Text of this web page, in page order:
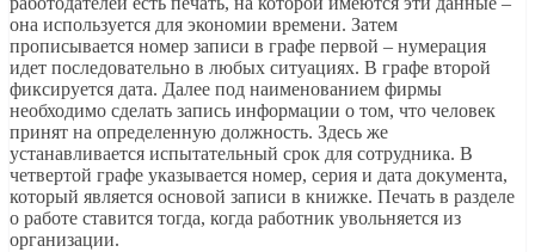
она используется для экономии времени. Затем
прописывается номер записи в графе первой – нумерация
идет последовательно в любых ситуациях. В графе второй
фиксируется дата. Далее под наименованием фирмы
необходимо сделать запись информации о том, что человек
принят на определенную должность. Здесь же
устанавливается испытательный срок для сотрудника. В
четвертой графе указывается номер, серия и дата документа,
который является основой записи в книжке. Печать в разделе
о работе ставится тогда, когда работник увольняется из
организации.